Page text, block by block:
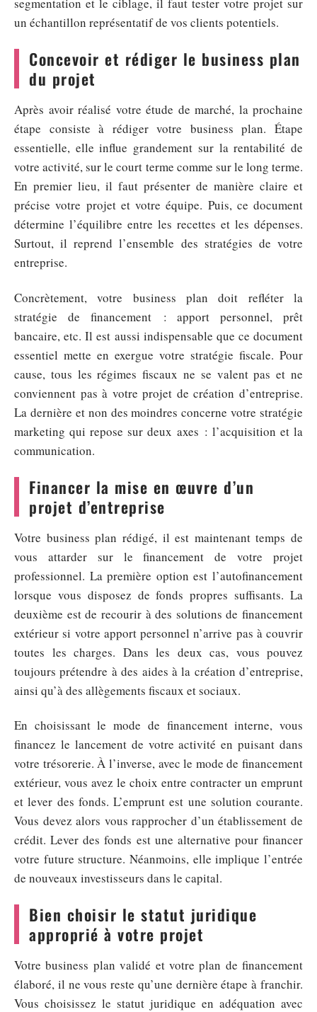
un échantillon représentatif de vos clients potentiels.
Concevoir et rédiger le business plan
du projet
Après avoir réalisé votre étude de marché, la prochaine
étape consiste à rédiger votre business plan. Étape
essentielle, elle influe grandement sur la rentabilité de
votre activité, sur le court terme comme sur le long terme.
En premier lieu, il faut présenter de manière claire et
précise votre projet et votre équipe. Puis, ce document
détermine l’équilibre entre les recettes et les dépenses.
Surtout, il reprend l’ensemble des stratégies de votre
entreprise.
Concrètement, votre business plan doit refléter la
stratégie de financement : apport personnel, prêt
bancaire, etc. Il est aussi indispensable que ce document
essentiel mette en exergue votre stratégie fiscale. Pour
cause, tous les régimes fiscaux ne se valent pas et ne
conviennent pas à votre projet de création d’entreprise.
La dernière et non des moindres concerne votre stratégie
marketing qui repose sur deux axes : l’acquisition et la
communication.
Financer la mise en œuvre d’un
projet d’entreprise
Votre business plan rédigé, il est maintenant temps de
vous attarder sur le financement de votre projet
professionnel. La première option est l’autofinancement
lorsque vous disposez de fonds propres suffisants. La
deuxième est de recourir à des solutions de financement
extérieur si votre apport personnel n’arrive pas à couvrir
toutes les charges. Dans les deux cas, vous pouvez
toujours prétendre à des aides à la création d’entreprise,
ainsi qu’à des allègements fiscaux et sociaux.
En choisissant le mode de financement interne, vous
financez le lancement de votre activité en puisant dans
votre trésorerie. À l’inverse, avec le mode de financement
extérieur, vous avez le choix entre contracter un emprunt
et lever des fonds. L’emprunt est une solution courante.
Vous devez alors vous rapprocher d’un établissement de
crédit. Lever des fonds est une alternative pour financer
votre future structure. Néanmoins, elle implique l’entrée
de nouveaux investisseurs dans le capital.
Bien choisir le statut juridique
approprié à votre projet
Votre business plan validé et votre plan de financement
élaboré, il ne vous reste qu’une dernière étape à franchir.
Vous choisissez le statut juridique en adéquation avec